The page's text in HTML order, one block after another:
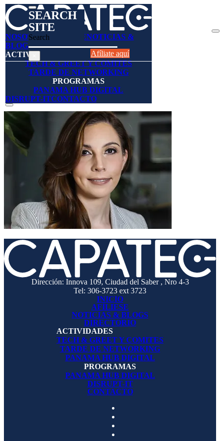
SEARCH
SITE
Search
NOSOTROSAFÍLIESENOTICIAS &
BLOGSDIRECTORIO
ACTIVIDADES
TECH & GREET Y COMITES
TARDE DE NETWORKING
PROGRAMAS
PANAMA HUB DIGITAL
DISRUPT-ITCONTACTO
Afíliate aquí
Dirección: Innova 109, Ciudad del Saber , Nro 4-3
Tel: 306-3723 ext 3723
INICIO
AFÍLIESE
NOTICIAS & BLOGS
DIRECTORIO
ACTIVIDADES
TECH & GREET Y COMITES
TARDE DE NETWORKING
PANAMA HUB DIGITAL
PROGRAMAS
PANAMA HUB DIGITAL
DISRUPT-IT
CONTACTO